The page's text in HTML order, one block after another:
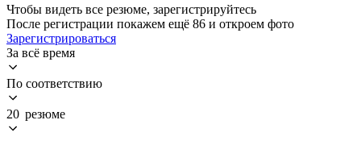
Чтобы видеть все резюме, зарегистрируйтесь
После регистрации покажем ещё 86 и откроем фото
Зарегистрироваться
За всё время
По соответствию
20 резюме